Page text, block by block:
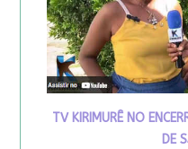
TV KIRIMURÊ NO
DE